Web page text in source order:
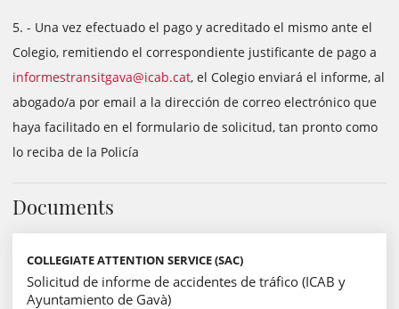
5. - Una vez efectuado el pago y acreditado el mismo ante el
Colegio, remitiendo el correspondiente justificante de pago a
informestransitgava@icab.cat, el Colegio enviará el informe, al
abogado/a por email a la dirección de correo electrónico que
haya facilitado en el formulario de solicitud, tan pronto como
lo reciba de la Policía
Documents
COLLEGIATE ATTENTION SERVICE (SAC)
Solicitud de informe de accidentes de tráfico (ICAB y
Ayuntamiento de Gavà)